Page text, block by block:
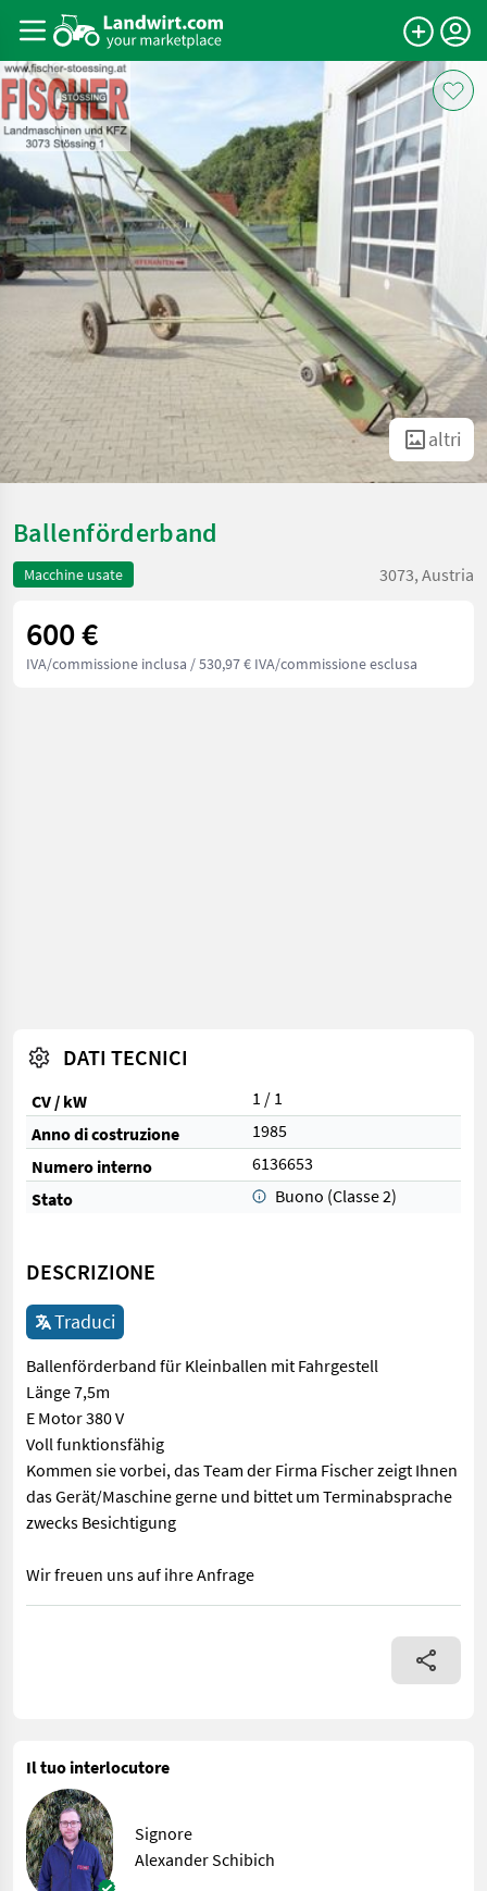
altri
Ballenförderband
Macchine usate 3073, Austria
600 €
IVA/commissione inclusa / 530,97 € IVA/commissione esclusa
DATI TECNICI
CV / kW
1 / 1
Anno di costruzione
1985
Numero interno
6136653
Stato
Buono (Classe 2)
DESCRIZIONE
Traduci
Ballenförderband für Kleinballen mit Fahrgestell
Länge 7,5m
E Motor 380 V
Voll funktionsfähig
Kommen sie vorbei, das Team der Firma Fischer zeigt Ihnen
das Gerät/Maschine gerne und bittet um Terminabsprache
zwecks Besichtigung
Wir freuen uns auf ihre Anfrage
Ballenförderband für Kleinballen mit Fahrgestell Länge 7,5m
Il tuo interlocutore
Signore
Alexander Schibich